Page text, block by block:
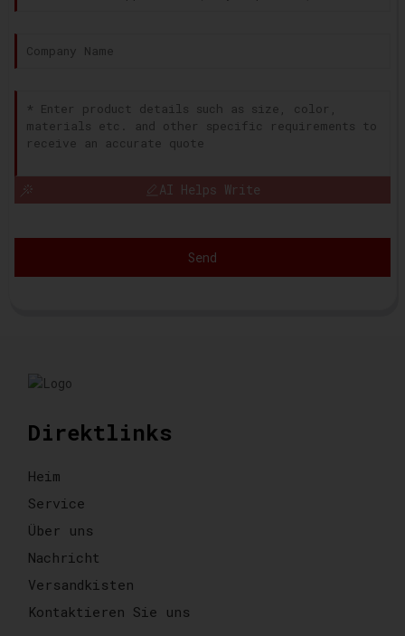
AI Helps Write
Send
Direktlinks
Heim
Service
Über uns
Nachricht
Versandkisten
Kontaktieren Sie uns